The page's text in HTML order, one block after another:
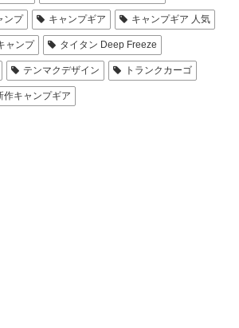
ンプ キャンプギア キャンプギア 人気
ャンプ タイタン Deep Freeze
テンマクデザイン トランクカーゴ
作キャンプギア